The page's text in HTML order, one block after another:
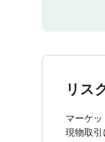
リス
マーケ
現物取引